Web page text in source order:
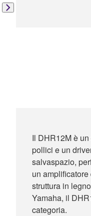
Il DHR12M è
pollici e un
salvaspazio,
un
struttura in
Yamaha, il
categoria.